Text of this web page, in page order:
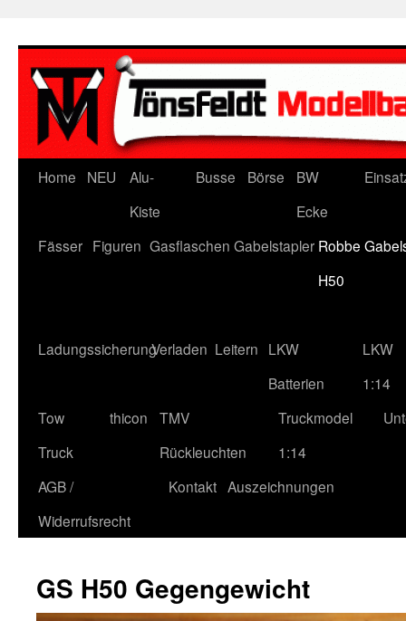
Home NEU
Alu-
Kiste
Busse Börse
BW
Ecke
Fässer Figuren Gasflaschen Gabelstapler Robbe
H50
LadungssicherungVerladen Leitern LKW
Batterien
LKW
1:14
Tow
Truck
thicon
TMV
Rückleuchten
Truckmodel
1:14
AGB /
Widerrufsrecht
Kontakt Auszeichnungen
GS H50 Gegengewicht